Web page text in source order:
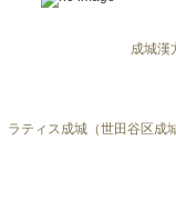
成城漢
ラティス成城（世田谷区成